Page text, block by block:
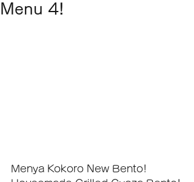
Menu 4!
Menya Kokoro New Bento!